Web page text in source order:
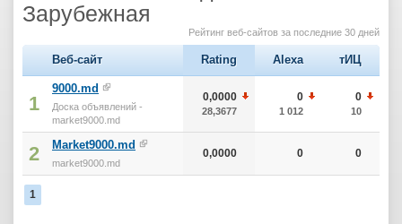
Зарубежная
Рейтинг веб-сайтов за последние 30 дней
Веб-сайт Rating Alexa тИЦ
1
9000.md
Доска объявлений -
market9000.md
0,0000
28,3677
0
1 012
0
10
2 Market9000.md
market9000.md
0,0000 0 0
1